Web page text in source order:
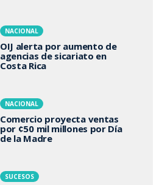
NACIONAL
OIJ alerta por aumento de
agencias de sicariato en
Costa Rica
NACIONAL
Comercio proyecta ventas
por ¢50 mil millones por Día
de la Madre
SUCESOS